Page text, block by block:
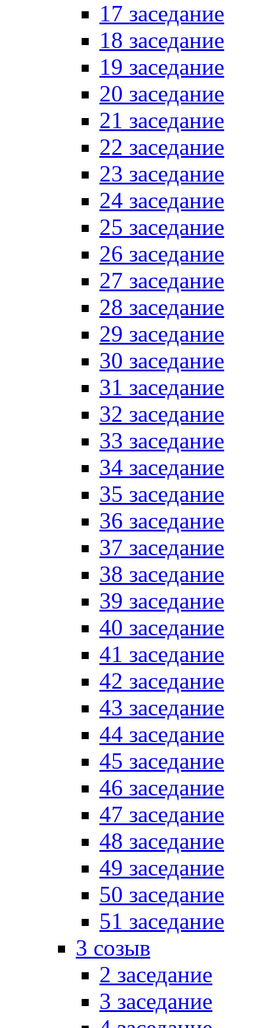
17 заседание
18 заседание
19 заседание
20 заседание
21 заседание
22 заседание
23 заседание
24 заседание
25 заседание
26 заседание
27 заседание
28 заседание
29 заседание
30 заседание
31 заседание
32 заседание
33 заседание
34 заседание
35 заседание
36 заседание
37 заседание
38 заседание
39 заседание
40 заседание
41 заседание
42 заседание
43 заседание
44 заседание
45 заседание
46 заседание
47 заседание
48 заседание
49 заседание
50 заседание
51 заседание
3 созыв
2 заседание
3 заседание